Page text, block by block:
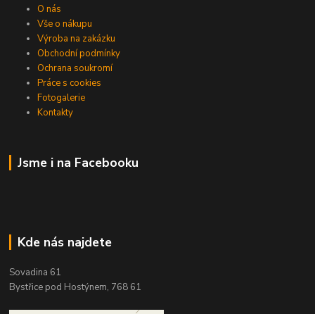
O nás
Vše o nákupu
Výroba na zakázku
Obchodní podmínky
Ochrana soukromí
Práce s cookies
Fotogalerie
Kontakty
Jsme i na Facebooku
Kde nás najdete
Sovadina 61
Bystřice pod Hostýnem, 768 61